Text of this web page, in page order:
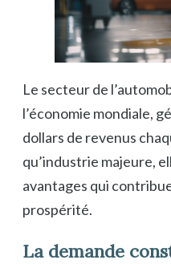
Le secteur de
l’économie mondiale,
dollars de revenus
qu’industrie majeure,
avantages qui
prospérité.
La demande